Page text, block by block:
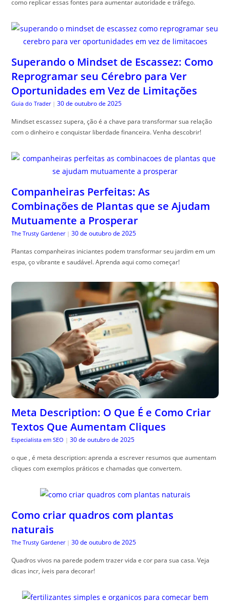
como replicar essas fontes para aumentar autoridade e tráfego.
Superando o Mindset de Escassez: Como
Reprogramar seu Cérebro para Ver
Oportunidades em Vez de Limitações
Guia do Trader | 30 de outubro de 2025
Mindset escassez supera, ção é a chave para transformar sua relação
com o dinheiro e conquistar liberdade financeira. Venha descobrir!
Companheiras Perfeitas: As
Combinações de Plantas que se Ajudam
Mutuamente a Prosperar
The Trusty Gardener | 30 de outubro de 2025
Plantas companheiras iniciantes podem transformar seu jardim em um
espa, ço vibrante e saudável. Aprenda aqui como começar!
Meta Description: O Que É e Como Criar
Textos Que Aumentam Cliques
Especialista em SEO | 30 de outubro de 2025
o que , é meta description: aprenda a escrever resumos que aumentam
cliques com exemplos práticos e chamadas que convertem.
Como criar quadros com plantas
naturais
The Trusty Gardener | 30 de outubro de 2025
Quadros vivos na parede podem trazer vida e cor para sua casa. Veja
dicas incr, íveis para decorar!